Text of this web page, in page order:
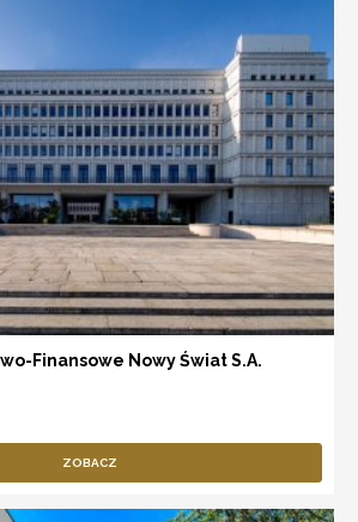
Finansowe Nowy Świat S.A.
ZOBACZ